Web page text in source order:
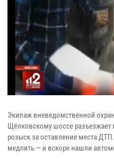
Экипаж вневедомственной
Щёлковскому шоссе разъезжает
розыск за оставление места
медлить — и вскоре нашли